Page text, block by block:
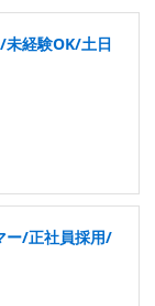
未経験OK/土日
ー/正社員採用/